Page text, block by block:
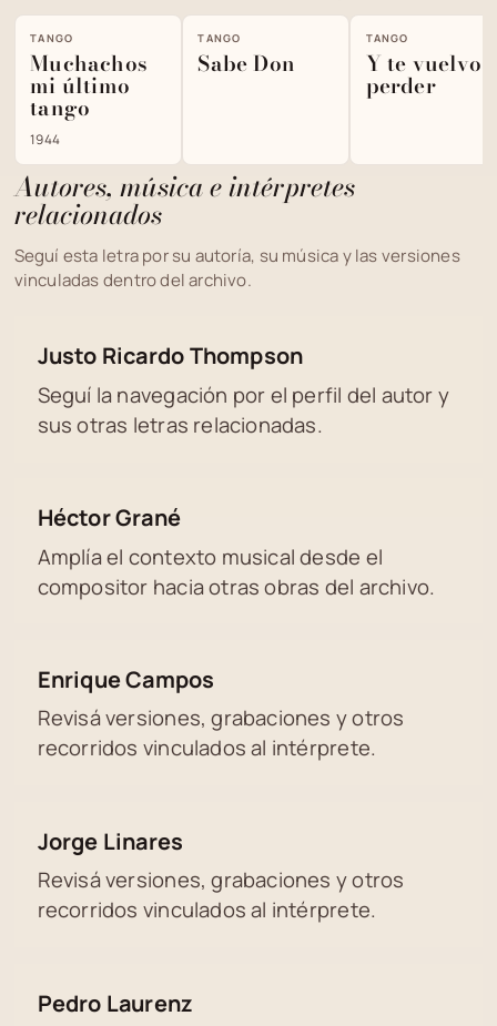
TANGO
Muchachos
mi último
tango
1944
TANGO
Sabe Don
TANGO
Y te vuelvo
perder
Autores, música e intérpretes
relacionados
Seguí esta letra por su autoría, su música y las versiones
vinculadas dentro del archivo.
Justo Ricardo Thompson
Seguí la navegación por el perfil del autor y
sus otras letras relacionadas.
Héctor Grané
Amplía el contexto musical desde el
compositor hacia otras obras del archivo.
Enrique Campos
Revisá versiones, grabaciones y otros
recorridos vinculados al intérprete.
Jorge Linares
Revisá versiones, grabaciones y otros
recorridos vinculados al intérprete.
Pedro Laurenz